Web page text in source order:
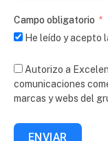
Campo obligatorio
He leído y acepto
Autorizo a
comunicaciones
marcas y webs del
ENVIAR